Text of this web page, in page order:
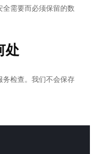
需要而必须保留的数
处
检查。我们不会保存